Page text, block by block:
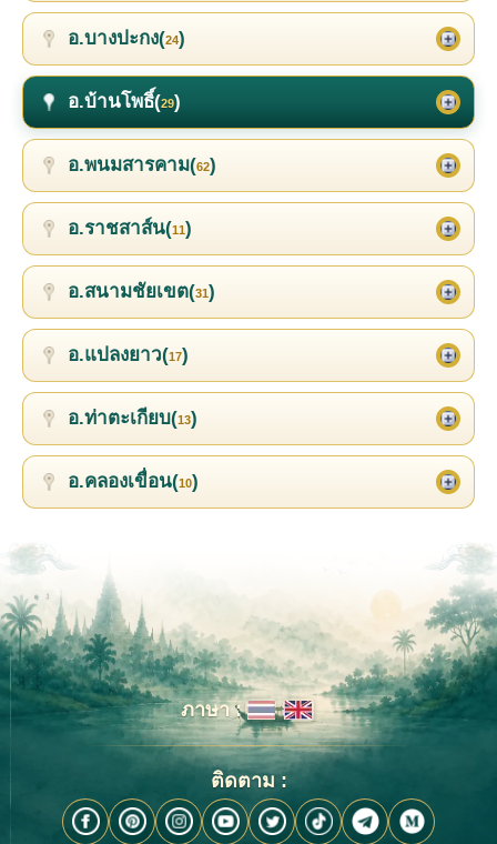
อ.บางปะกง(24)
อ.บ้านโพธิ์(29)
อ.พนมสารคาม(62)
อ.ราชสาส์น(11)
อ.สนามชัยเขต(31)
อ.แปลงยาว(17)
อ.ท่าตะเกียบ(13)
อ.คลองเขื่อน(10)
ภาษา :
ติดตาม :